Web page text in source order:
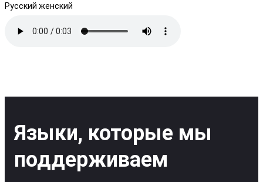
Русский женский
Языки, которые мы
поддерживаем